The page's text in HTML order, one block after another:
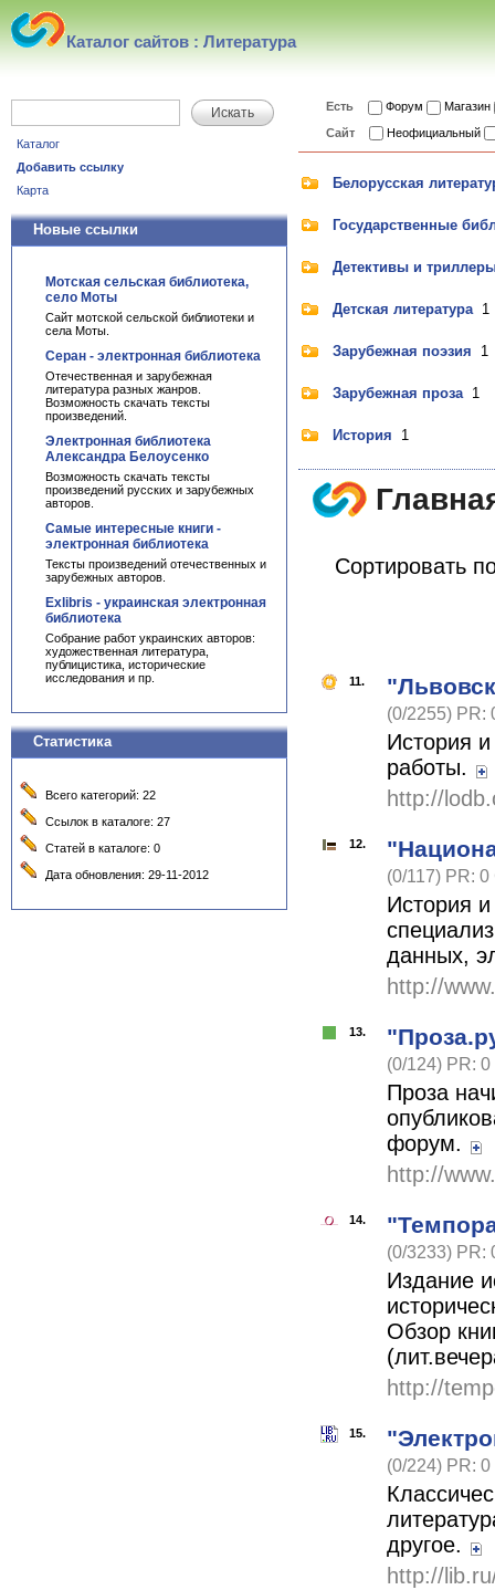
Каталог сайтов : Литература
Искать
Каталог
Добавить ссылку
Карта
Новые ссылки
Мотская сельская библиотека,
село Моты
Сайт мотской сельской библиотеки и
села Моты.
Серан - электронная библиотека
Отечественная и зарубежная
литература разных жанров.
Возможность скачать тексты
произведений.
Электронная библиотека
Александра Белоусенко
Возможность скачать тексты
произведений русских и зарубежных
авторов.
Самые интересные книги -
электронная библиотека
Тексты произведений отечественных и
зарубежных авторов.
Exlibris - украинская электронная
библиотека
Собрание работ украинских авторов:
художественная литература,
публицистика, исторические
исследования и пр.
Статистика
Всего категорий: 22
Ссылок в каталоге: 27
Статей в каталоге: 0
Дата обновления: 29-11-2012
Есть Форум
Магазин
Сайт
Неофициальный
Белорусская
Государственные
Детективы и
Детская литература 1
Зарубежная поэзия 1
Зарубежная проза 1
История 1
Сортировать
11.
(0/2255) PR:
История
работы.
http://
12.
(0/117) PR:
История
данных,
http://
13.
(0/124) PR:
Проза
форум.
http://
14.
(0/3233) PR:
Издание
Обзор
http://
15.
(0/224) PR:
другое.
http://